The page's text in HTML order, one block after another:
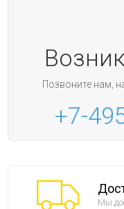
Позвоните нам,
+7-
Мы